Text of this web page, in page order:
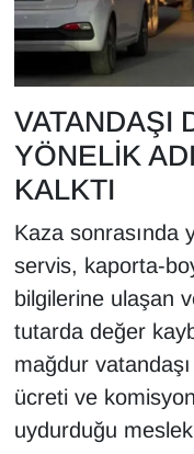
VATANDAŞI
YÖNELİK
KALKTI
Kaza sonrasında
servis, kaporta-
bilgilerine ulaşan
tutarda değer
mağdur
ücreti ve
uydurduğu